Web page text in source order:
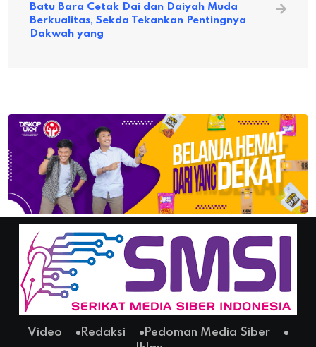
Batu Bara Cetak Dai dan Daiyah Muda
Berkualitas, Sekda Tekankan Pentingnya
Dakwah yang
Video Redaksi
Pedoman Media Siber